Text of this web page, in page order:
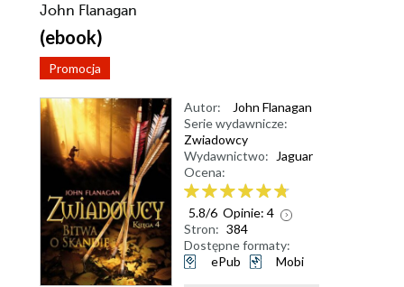
John Flanagan
(ebook)
Promocja
Autor:
John Flanagan
Serie wydawnicze:
Zwiadowcy
Wydawnictwo:
Jaguar
Ocena:
5.8/6 Opinie: 4
Stron: 384
Dostępne formaty:
ePub
Mobi